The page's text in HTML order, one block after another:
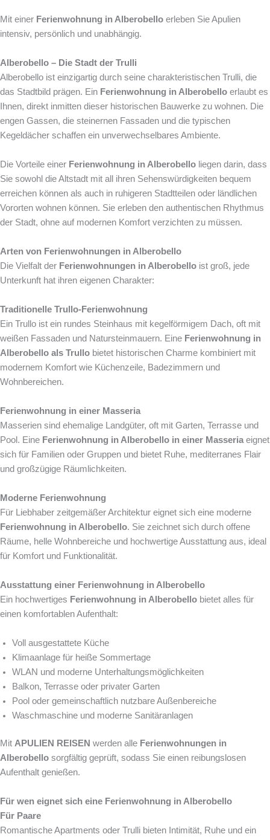
Mit einer Ferienwohnung in Alberobello erleben Sie Apulien
intensiv, persönlich und unabhängig.
Alberobello – Die Stadt der Trulli
Alberobello ist einzigartig durch seine charakteristischen Trulli, die
das Stadtbild prägen. Ein Ferienwohnung in Alberobello erlaubt es
Ihnen, direkt inmitten dieser historischen Bauwerke zu wohnen. Die
engen Gassen, die steinernen Fassaden und die typischen
Kegeldächer schaffen ein unverwechselbares Ambiente.
Die Vorteile einer Ferienwohnung in Alberobello liegen darin, dass
Sie sowohl die Altstadt mit all ihren Sehenswürdigkeiten bequem
erreichen können als auch in ruhigeren Stadtteilen oder ländlichen
Vororten wohnen können. Sie erleben den authentischen Rhythmus
der Stadt, ohne auf modernen Komfort verzichten zu müssen.
Arten von Ferienwohnungen in Alberobello
Die Vielfalt der Ferienwohnungen in Alberobello ist groß, jede
Unterkunft hat ihren eigenen Charakter:
Traditionelle Trullo-Ferienwohnung
Ein Trullo ist ein rundes Steinhaus mit kegelförmigem Dach, oft mit
weißen Fassaden und Natursteinmauern. Eine Ferienwohnung in
Alberobello als Trullo bietet historischen Charme kombiniert mit
modernem Komfort wie Küchenzeile, Badezimmern und
Wohnbereichen.
Ferienwohnung in einer Masseria
Masserien sind ehemalige Landgüter, oft mit Garten, Terrasse und
Pool. Eine Ferienwohnung in Alberobello in einer Masseria eignet
sich für Familien oder Gruppen und bietet Ruhe, mediterranes Flair
und großzügige Räumlichkeiten.
Moderne Ferienwohnung
Für Liebhaber zeitgemäßer Architektur eignet sich eine moderne
Ferienwohnung in Alberobello. Sie zeichnet sich durch offene
Räume, helle Wohnbereiche und hochwertige Ausstattung aus, ideal
für Komfort und Funktionalität.
Ausstattung einer Ferienwohnung in Alberobello
Ein hochwertiges Ferienwohnung in Alberobello bietet alles für
einen komfortablen Aufenthalt:
Voll ausgestattete Küche
Klimaanlage für heiße Sommertage
WLAN und moderne Unterhaltungsmöglichkeiten
Balkon, Terrasse oder privater Garten
Pool oder gemeinschaftlich nutzbare Außenbereiche
Waschmaschine und moderne Sanitäranlagen
Mit APULIEN REISEN werden alle Ferienwohnungen in
Alberobello sorgfältig geprüft, sodass Sie einen reibungslosen
Aufenthalt genießen.
Für wen eignet sich eine Ferienwohnung in Alberobello
Für Paare
Romantische Apartments oder Trulli bieten Intimität, Ruhe und ein